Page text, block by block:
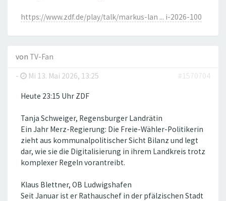
https://www.zdf.de/play/talk/markus-lan ... i-2026-100
von TV-Fan
-
Mi 13. Mai 2026, 13:25 #1570704
Heute 23:15 Uhr ZDF
Tanja Schweiger, Regensburger Landrätin
Ein Jahr Merz-Regierung: Die Freie-Wähler-Politikerin
zieht aus kommunalpolitischer Sicht Bilanz und legt
dar, wie sie die Digitalisierung in ihrem Landkreis trotz
komplexer Regeln vorantreibt.
Klaus Blettner, OB Ludwigshafen
Seit Januar ist er Rathauschef in der pfälzischen Stadt